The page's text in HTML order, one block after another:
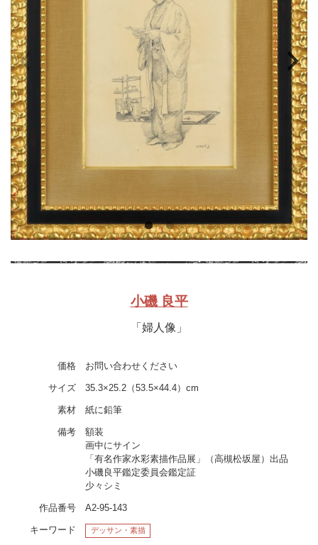
小磯 良平
「婦人像」
価格 お問い合わせください
サイズ 35.3×25.2（53.5×44.4）cm
素材 紙に鉛筆
備考
額装
画中にサイン
「有名作家水彩素描作品展」（高槻松坂屋）出品
小磯良平鑑定委員会鑑定証
少々シミ
作品番号 A2-95-143
キーワード デッサン・素描